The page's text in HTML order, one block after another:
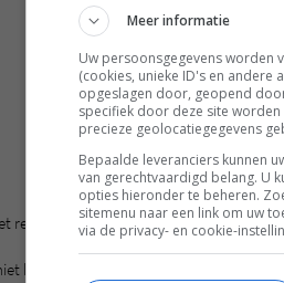
retroprint. Dat hoort.
bepaald aantrekkelijk uit ziet op de
Meer informatie
Uw persoonsgegevens worden
(cookies, unieke ID's en andere
opgeslagen door, geopend
specifiek door deze site
precieze geolocatiegegevens
Bepaalde leveranciers kunnen
van gerechtvaardigd belang. U
opties hieronder te beheren.
sitemenu naar een link om uw
via de privacy- en cookie-